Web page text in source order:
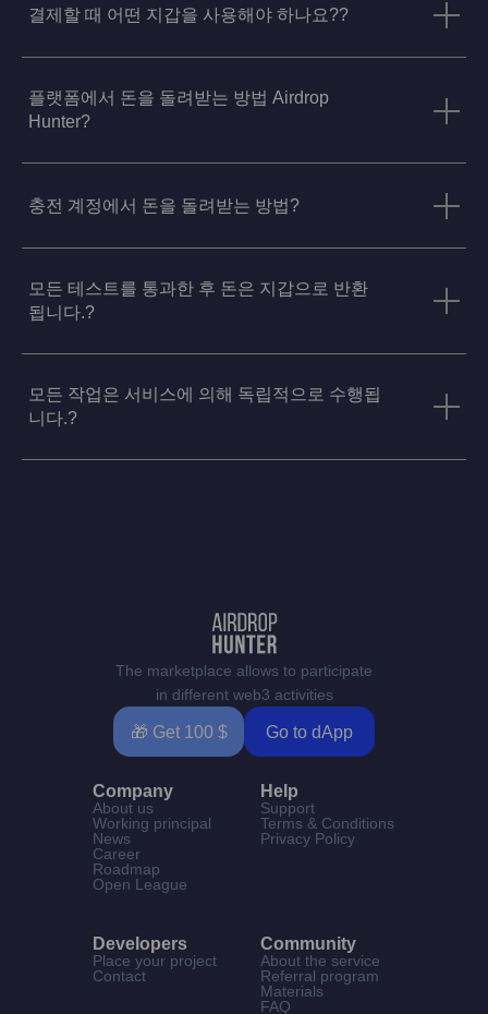
결제할 때 어떤 지갑을 사용해야 하나요??
플랫폼에서 돈을 돌려받는 방법 Airdrop
Hunter?
충전 계정에서 돈을 돌려받는 방법?
모든 테스트를 통과한 후 돈은 지갑으로 반환
됩니다.?
모든 작업은 서비스에 의해 독립적으로 수행됩
니다.?
The marketplace allows to participate
in different web3 activities
🎁 Get 100 $ Go to dApp
Company
About us
Working principal
News
Career
Roadmap
Open League
Help
Support
Terms & Conditions
Privacy Policy
Developers
Place your project
Contact
Community
About the service
Referral program
Materials
FAQ